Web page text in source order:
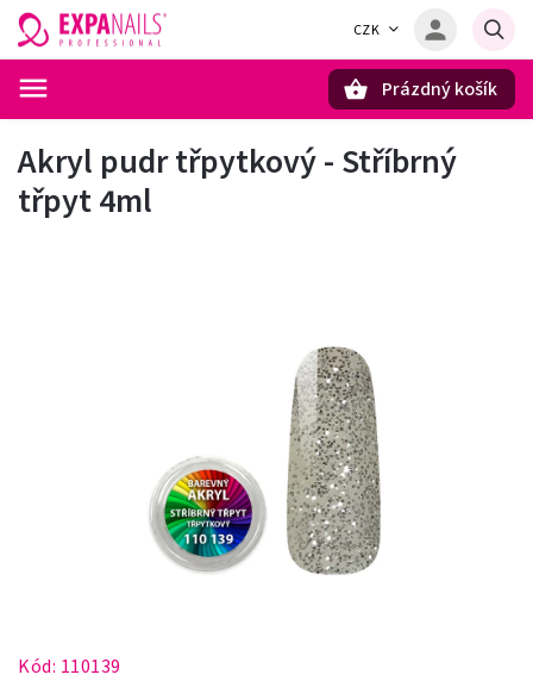
CZK
Prázdný košík
Akryl pudr třpytkový - Stříbrný
třpyt 4ml
Kód: 110139